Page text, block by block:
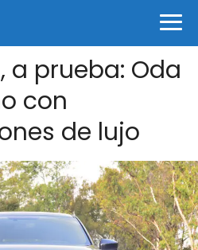
a prueba: Oda
con
de lujo